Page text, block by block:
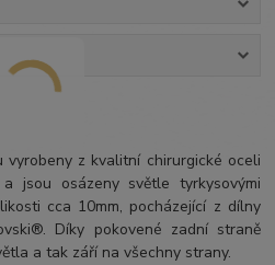
vyrobeny z kvalitní chirurgické oceli
jsou osázeny světle tyrkysovými
cca 10mm, pocházející z dílny
Díky pokovené zadní straně
a tak září na všechny strany.